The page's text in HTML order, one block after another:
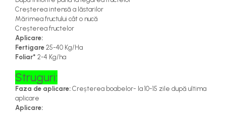
Creșterea intensă a lăstarilor
Mărimea fructului cât o nucă
Creșterea fructelor
Aplicare:
Fertigare 25-40 Kg/Ha
Foliar* 2-4 Kg/ha
Struguri:
Faza de aplicare: Creșterea boabelor- la 10-15 zile după ultima
aplicare
Aplicare: